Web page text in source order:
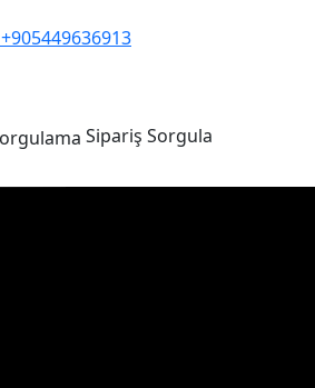
+905449636913
Sipariş Sorgula